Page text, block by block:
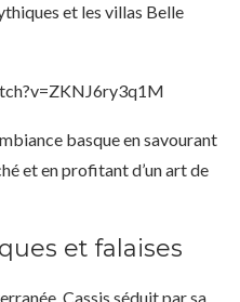
et les villas Belle
basque en savourant
et en profitant d’un art de
et falaises
Cassis séduit par sa